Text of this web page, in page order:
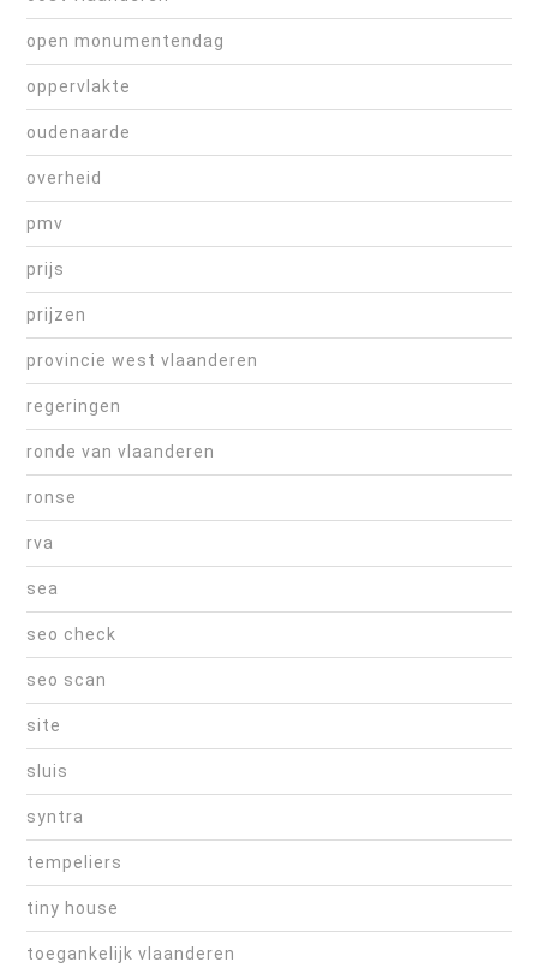
open monumentendag
oppervlakte
oudenaarde
overheid
pmv
prijs
prijzen
provincie west vlaanderen
regeringen
ronde van vlaanderen
ronse
rva
sea
seo check
seo scan
site
sluis
syntra
tempeliers
tiny house
toegankelijk vlaanderen